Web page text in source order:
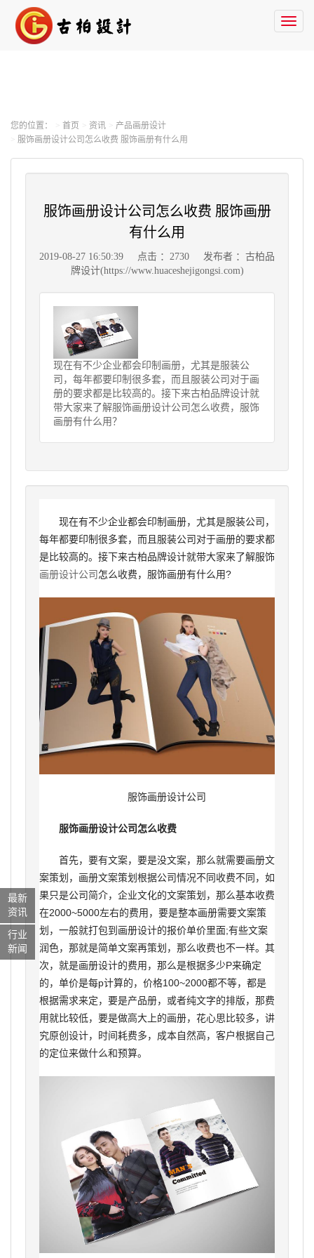
您的位置： 首页 资讯
产品画册设计
服饰画册设计公司怎么收费 服饰画册有什么用
服饰画册设计公司怎么收费 服饰画册
有什么用
2019-08-27 16:50:39 点击 ：2730
发布者 ：古柏品
牌设计(https://www.huaceshejigongsi.com)
现在有不少企业都会印制画册，尤其是服装公
司，每年都要印制很多套，而且服装公司对于画
册的要求都是比较高的。接下来古柏品牌设计就
带大家来了解服饰画册设计公司怎么收费，服饰
画册有什么用？
现在有不少企业都会印制画册，尤其是服装公司，
每年都要印制很多套，而且服装公司对于画册的要求都
是比较高的。接下来古柏品牌设计就带大家来了解服饰
画册设计公司怎么收费，服饰画册有什么用?
服饰画册设计公司
服饰画册设计公司怎么收费
首先，要有文案，要是没文案，那么就需要画册文
案策划，画册文案策划根据公司情况不同收费不同，如
果只是公司简介，企业文化的文案策划，那么基本收费
在2000~5000左右的费用，要是整本画册需要文案策
划，一般就打包到画册设计的报价单价里面;有些文案
润色，那就是简单文案再策划，那么收费也不一样。其
次，就是画册设计的费用，那么是根据多少P来确定
的，单价是每p计算的，价格100~2000都不等，都是
根据需求来定，要是产品册，或者纯文字的排版，那费
用就比较低，要是做高大上的画册，花心思比较多，讲
究原创设计，时间耗费多，成本自然高，客户根据自己
的定位来做什么和预算。
最新
资讯
行业
新闻